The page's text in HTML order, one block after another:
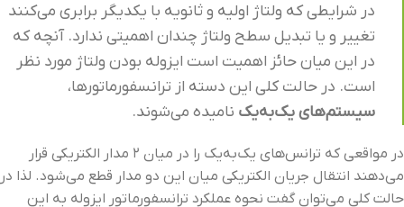
در شرایطی که ولتاژ اولیه و ثانویه با یکدیگر برابری می‌کنند
تغییر و یا تبدیل سطح ولتاژ چندان اهمیتی ندارد. آنچه که
در این‌ میان حائز اهمیت است ایزوله بودن ولتاژ مورد نظر
است. در حالت کلی این دسته از ترانسفورماتورها،
سیستم‌های یک‌به‌یک نامیده می‌شوند.
در مواقعی که ترانس‌های یک‌به‌یک را در میان ۲ مدار الکتریکی قرار
می‌دهند انتقال جریان الکتریکی میان این دو مدار قطع می‌شود. لذا در
حالت کلی می‌توان گفت نحوه عملکرد ترانسفورماتور ایزوله به این